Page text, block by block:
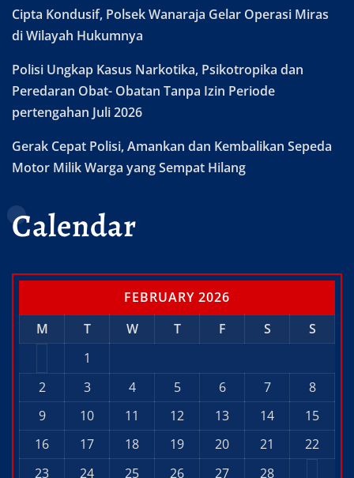
Cipta Kondusif, Polsek Wanaraja Gelar Operasi Miras
di Wilayah Hukumnya
Polisi Ungkap Kasus Narkotika, Psikotropika dan
Peredaran Obat- Obatan Tanpa Izin Periode
pertengahan Juli 2026
Gerak Cepat Polisi, Amankan dan Kembalikan Sepeda
Motor Milik Warga yang Sempat Hilang
Calendar
FEBRUARY 2026
M
T W T F S
S
1
2
3 4 5 6 7
8
9
10 11 12 13 14
15
16
17 18 19 20 21
22
23
24 25 26 27 28